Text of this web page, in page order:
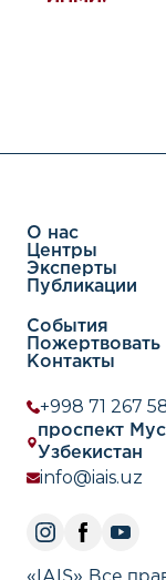
О нас
Центры
Эксперты
Публикации
События
Пожертвовать
Контакты
+998 71 267
проспект
Узбекистан
info@iais.uz